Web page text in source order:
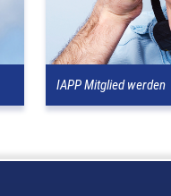
IAPP Mitglied werden